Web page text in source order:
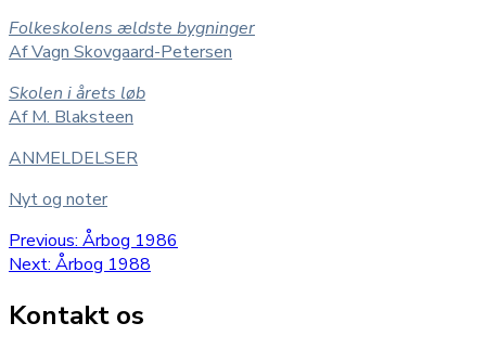
Folkeskolens ældste bygninger
Af Vagn Skovgaard-Petersen
Skolen i årets løb
Af M. Blaksteen
ANMELDELSER
Nyt og noter
Indlægsnavigation
Previous: Previous
post:
Årbog 1986
Next: Next
Årbog 1988
Kontakt os